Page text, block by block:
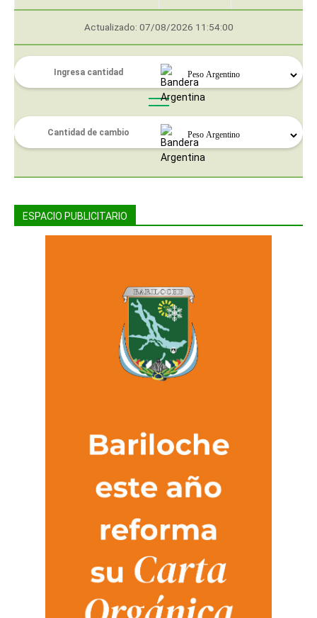
Actualizado: 07/08/2026 11:54:00
ESPACIO PUBLICITARIO